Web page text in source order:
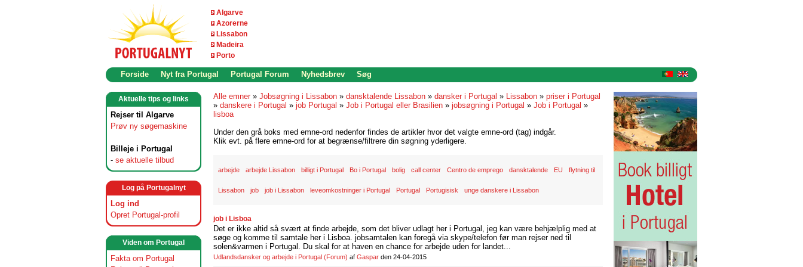
Algarve
Azorerne
Lissabon
Madeira
Porto
Forside Nyt fra Portugal Portugal Forum Nyhedsbrev Søg
Aktuelle tips og links
Rejser til Algarve
Prøv ny søgemaskine
Billeje i Portugal
- se aktuelle tilbud
Log på Portugalnyt
Log ind
Opret Portugal-profil
Viden om Portugal
Fakta om Portugal
Alle emner » Jobsøgning i Lissabon » dansktalende Lissabon » dansker i Portugal » Lissabon » priser i Portugal
» danskere i Portugal » job Portugal » Job i Portugal eller Brasilien » jobsøgning i Portugal » Job i Portugal »
lisboa
Under den grå boks med emne-ord nedenfor findes de artikler hvor det valgte emne-ord (tag) indgår.
Klik evt. på flere emne-ord for at begrænse/filtrere din søgning yderligere.
arbejde arbejde Lissabon billigt i Portugal Bo i Portugal bolig call center Centro de emprego dansktalende EU flytning til
Lissabon job job i Lissabon leveomkostninger i Portugal Portugal Portugisisk unge danskere i Lissabon
job i Lisboa
Det er ikke altid så svært at finde arbejde, som det bliver udlagt her i Portugal, jeg kan være behjælplig med at
søge og komme til samtale her i Lisboa. jobsamtalen kan foregå via skype/telefon før man rejser ned til
solen&varmen i Portugal. Du skal for at haven en chance for arbejde uden for landet...
Udlandsdansker og arbejde i Portugal (Forum) af Gaspar den 24-04-2015